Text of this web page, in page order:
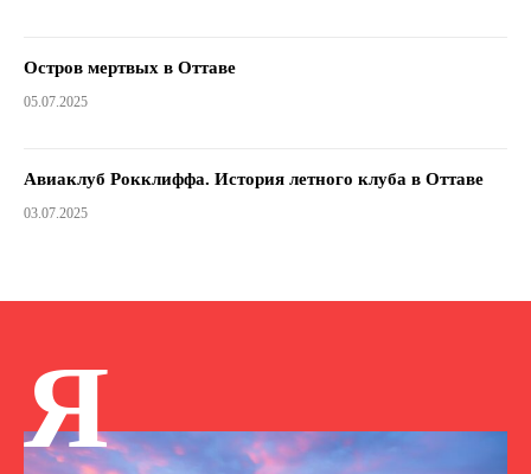
Остров мертвых в Оттаве
05.07.2025
Авиаклуб Рокклиффа. История летного клуба в Оттаве
03.07.2025
Я